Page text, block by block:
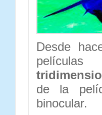
Desde
películas
de la
binocular.